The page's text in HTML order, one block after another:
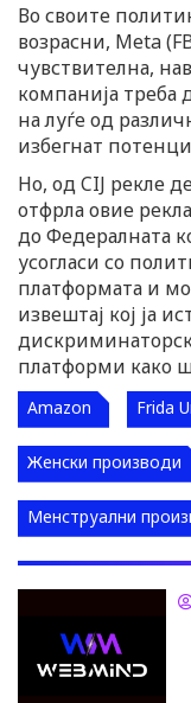
Во своите
возрасни, Meta
чувствителна,
компанија треба
на луѓе од
избегнат
Но, од CIJ рекле
отфрла овие
до Федералната
усогласи со
платформата и
извештај кој ја
платформи како
Amazon Frida
Женски производи
Менструални